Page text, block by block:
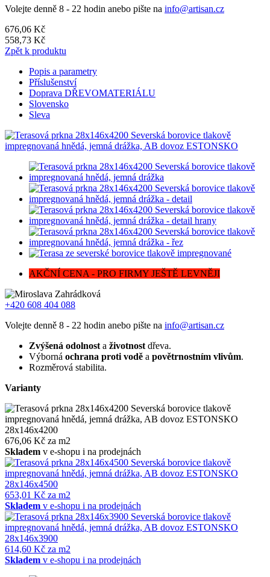
Volejte denně 8 - 22 hodin anebo pište na info@artisan.cz
676,06 Kč
558,73 Kč
Zpět k produktu
Popis a parametry
Příslušenství
Doprava DŘEVOMATERIÁLU
Slovensko
Sleva
AKČNÍ CENA - PRO FIRMY JEŠTĚ LEVNĚJI
+420 608 404 088
Volejte denně 8 - 22 hodin anebo pište na info@artisan.cz
Zvýšená odolnosta životnostdřeva.
Výborná ochrana proti vodě a povětrnostním vlivům.
Rozměrová stabilita.
Varianty
28x146x4200
676,06 Kč za m2
Skladem v e-shopu i na prodejnách
28x146x4500
653,01 Kč za m2
Skladem v e-shopu i na prodejnách
28x146x3900
614,60 Kč za m2
Skladem v e-shopu i na prodejnách